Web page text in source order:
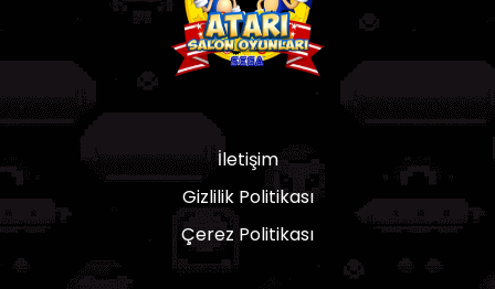
İletişim
Gizlilik Politikası
Çerez Politikası